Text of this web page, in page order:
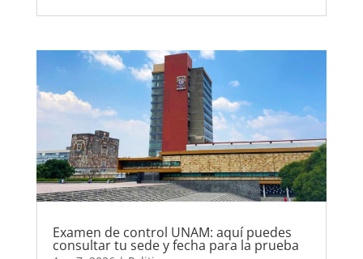
Examen de control UNAM: aquí puedes
consultar tu sede y fecha para la prueba